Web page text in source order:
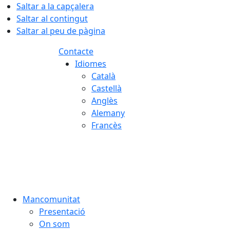
Saltar a la capçalera
Saltar al contingut
Saltar al peu de pàgina
Contacte
Idiomes
Català
Castellà
Anglès
Alemany
Francès
Mancomunitat
Presentació
On som